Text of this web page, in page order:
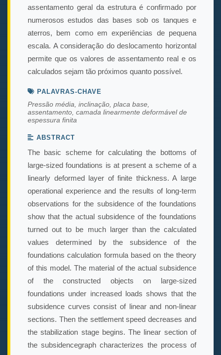
assentamento geral da estrutura é confirmado por
numerosos estudos das bases sob os tanques e
aterros, bem como em experiências de pequena
escala. A consideração do deslocamento horizontal
permite que os valores de assentamento real e os
calculados sejam tão próximos quanto possível.
PALAVRAS-CHAVE
Pressão média, inclinação, placa base,
assentamento, camada linearmente deformável de
espessura finita
ABSTRACT
The basic scheme for calculating the bottoms of
large-sized foundations is at present a scheme of a
linearly deformed layer of finite thickness. A large
operational experience and the results of long-term
observations for the subsidence of the foundations
show that the actual subsidence of the foundations
turned out to be much larger than the calculated
values determined by the subsidence of the
foundations calculation formula based on the theory
of this model. The material of the actual subsidence
of the constructed objects on large-sized
foundations under increased loads shows that the
subsidence curves consist of linear and non-linear
sections. Then the settlement speed decreases and
the stabilization stage begins. The linear section of
the subsidencegraph characterizes the process of